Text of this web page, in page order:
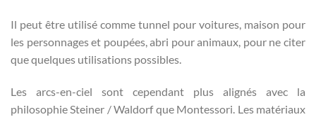
Il peut être utilisé comme tunnel pour voitures, maison pour
les personnages et poupées, abri pour animaux, pour ne citer
que quelques utilisations possibles.
Les arcs-en-ciel sont cependant plus alignés avec la
philosophie Steiner / Waldorf que Montessori. Les matériaux